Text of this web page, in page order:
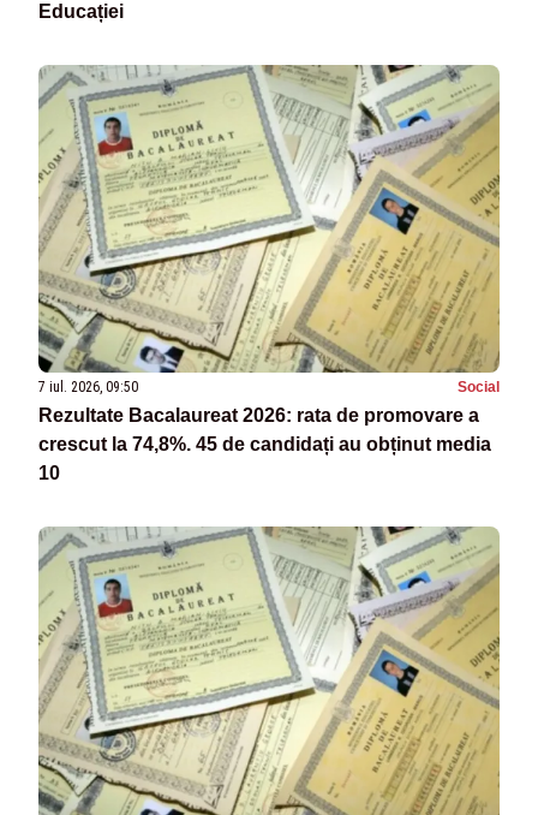
Educației
7 iul. 2026, 09:50 Social
Rezultate Bacalaureat 2026: rata de promovare a
crescut la 74,8%. 45 de candidați au obținut media
10